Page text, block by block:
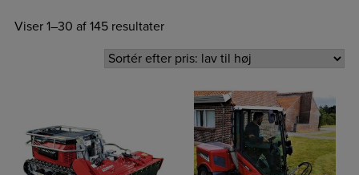
Viser 1–30 af 145 resultater